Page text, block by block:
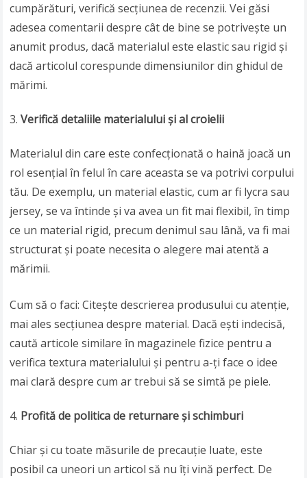
cumpărături, verifică secțiunea de recenzii. Vei găsi
adesea comentarii despre cât de bine se potrivește un
anumit produs, dacă materialul este elastic sau rigid și
dacă articolul corespunde dimensiunilor din ghidul de
mărimi.
Verifică detaliile materialului și al croielii
Materialul din care este confecționată o haină joacă un
rol esențial în felul în care aceasta se va potrivi corpului
tău. De exemplu, un material elastic, cum ar fi lycra sau
jersey, se va întinde și va avea un fit mai flexibil, în timp
ce un material rigid, precum denimul sau lână, va fi mai
structurat și poate necesita o alegere mai atentă a
mărimii.
Cum să o faci: Citește descrierea produsului cu atenție,
mai ales secțiunea despre material. Dacă ești indecisă,
caută articole similare în magazinele fizice pentru a
verifica textura materialului și pentru a-ți face o idee
mai clară despre cum ar trebui să se simtă pe piele.
Profită de politica de returnare și schimburi
Chiar și cu toate măsurile de precauție luate, este
posibil ca uneori un articol să nu îți vină perfect. De